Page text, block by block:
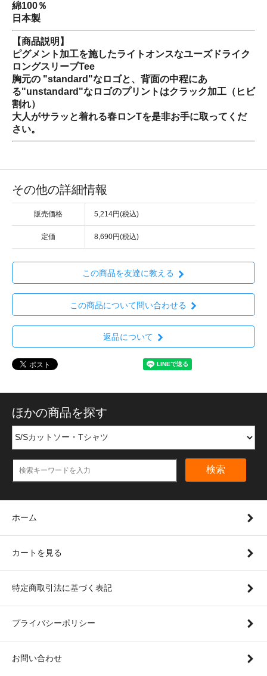
綿100％
日本製
【商品説明】
ピグメント加工を施したライトオンスなユーズドライク
ロングスリーブTee
胸元の "standard"なロゴと、背面の中程にあ
る"unstandard"なロゴのプリントはクラック加工（ヒビ
割れ）
大人がサラッと着れる春ロンTを是非お手に取ってくだ
さい。
その他の詳細情報
販売価格 5,214円(税込)
定価 8,690円(税込)
この商品を友達に教える
この商品について問い合わせる
返品について
ほかの商品を探す
検索
ホーム
カートを見る
特定商取引法に基づく表記
プライバシーポリシー
お問い合わせ